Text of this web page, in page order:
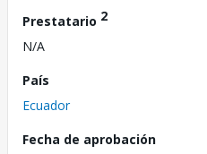
Prestatario 2
N/A
País
Ecuador
Fecha de aprobación